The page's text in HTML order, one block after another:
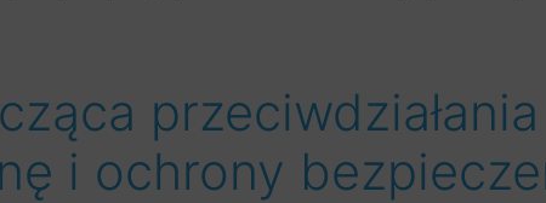
przeciwdziałania
i ochrony